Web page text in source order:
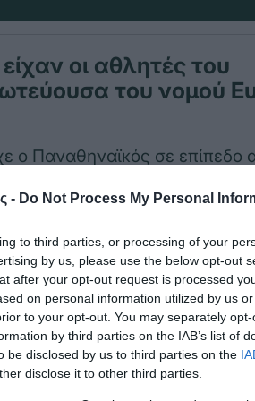
- Do Not Process My Personal
to third parties, or processing of your
by us, please use the below opt-out
after your opt-out request is processed
on personal information utilized by us
to your opt-out. You may separately
by third parties on the IAB’s list of
be disclosed by us to third parties on the
disclose it to other third parties.
οι αθλητές του
του νομού
ο Παναθηναϊκός σε επίπεδο
πήρε την 12 η θέση στο
ήταν 24οςστο